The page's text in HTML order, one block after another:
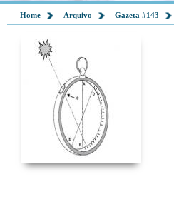
Home Arquivo Gazeta #143